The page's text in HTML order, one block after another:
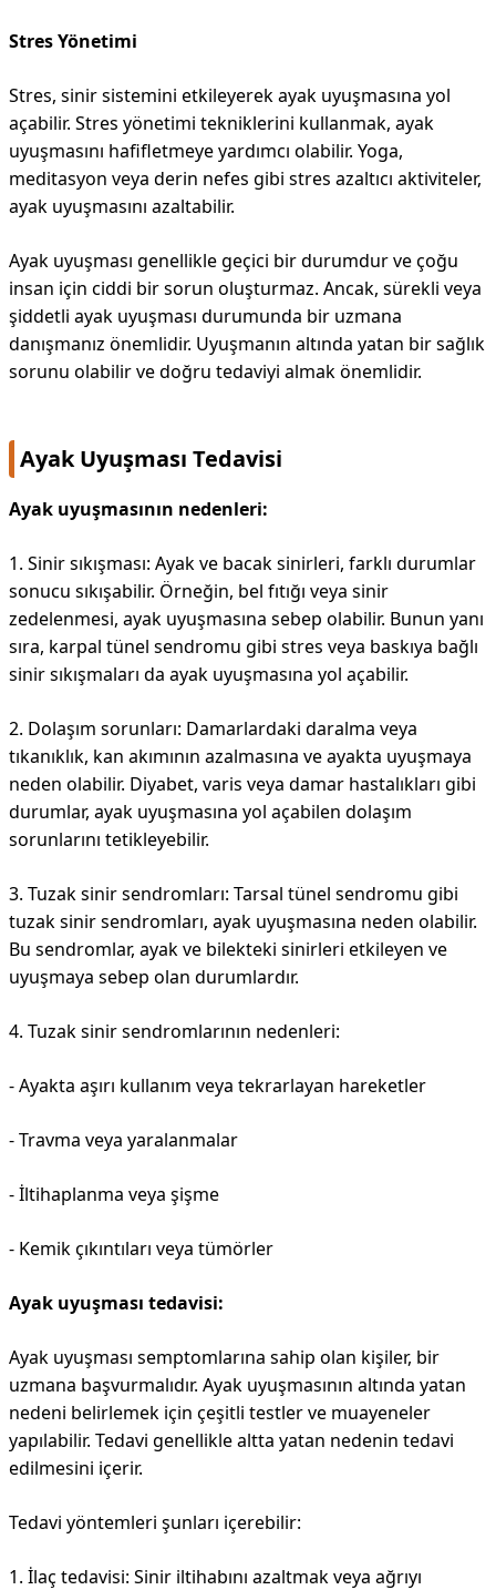
Stres Yönetimi
Stres, sinir sistemini etkileyerek ayak uyuşmasına yol
açabilir. Stres yönetimi tekniklerini kullanmak, ayak
uyuşmasını hafifletmeye yardımcı olabilir. Yoga,
meditasyon veya derin nefes gibi stres azaltıcı aktiviteler,
ayak uyuşmasını azaltabilir.
Ayak uyuşması genellikle geçici bir durumdur ve çoğu
insan için ciddi bir sorun oluşturmaz. Ancak, sürekli veya
şiddetli ayak uyuşması durumunda bir uzmana
danışmanız önemlidir. Uyuşmanın altında yatan bir sağlık
sorunu olabilir ve doğru tedaviyi almak önemlidir.
Ayak Uyuşması Tedavisi
Ayak uyuşmasının nedenleri:
1. Sinir sıkışması: Ayak ve bacak sinirleri, farklı durumlar
sonucu sıkışabilir. Örneğin, bel fıtığı veya sinir
zedelenmesi, ayak uyuşmasına sebep olabilir. Bunun yanı
sıra, karpal tünel sendromu gibi stres veya baskıya bağlı
sinir sıkışmaları da ayak uyuşmasına yol açabilir.
2. Dolaşım sorunları: Damarlardaki daralma veya
tıkanıklık, kan akımının azalmasına ve ayakta uyuşmaya
neden olabilir. Diyabet, varis veya damar hastalıkları gibi
durumlar, ayak uyuşmasına yol açabilen dolaşım
sorunlarını tetikleyebilir.
3. Tuzak sinir sendromları: Tarsal tünel sendromu gibi
tuzak sinir sendromları, ayak uyuşmasına neden olabilir.
Bu sendromlar, ayak ve bilekteki sinirleri etkileyen ve
uyuşmaya sebep olan durumlardır.
4. Tuzak sinir sendromlarının nedenleri:
- Ayakta aşırı kullanım veya tekrarlayan hareketler
- Travma veya yaralanmalar
- İltihaplanma veya şişme
- Kemik çıkıntıları veya tümörler
Ayak uyuşması tedavisi:
Ayak uyuşması semptomlarına sahip olan kişiler, bir
uzmana başvurmalıdır. Ayak uyuşmasının altında yatan
nedeni belirlemek için çeşitli testler ve muayeneler
yapılabilir. Tedavi genellikle altta yatan nedenin tedavi
edilmesini içerir.
Tedavi yöntemleri şunları içerebilir:
1. İlaç tedavisi: Sinir iltihabını azaltmak veya ağrıyı